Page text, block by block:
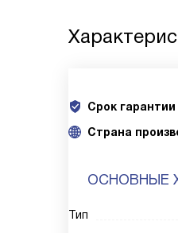
Срок гарантии
Cтрана
ОСНОВНЫЕ
Тип